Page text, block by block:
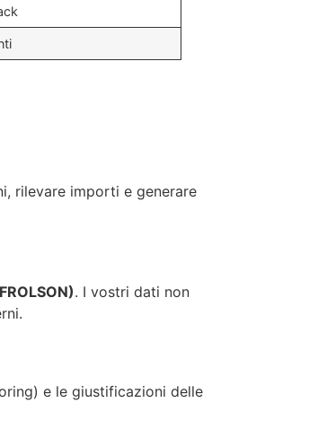
rilevare importi e generare
. I vostri dati non
e le giustificazioni delle